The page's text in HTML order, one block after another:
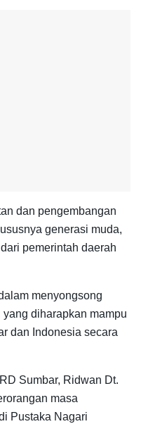
dan pengembangan
generasi muda,
pemerintah daerah
menyongsong
diharapkan mampu
dan Indonesia secara
Sumbar, Ridwan Dt.
masa
Pustaka Nagari